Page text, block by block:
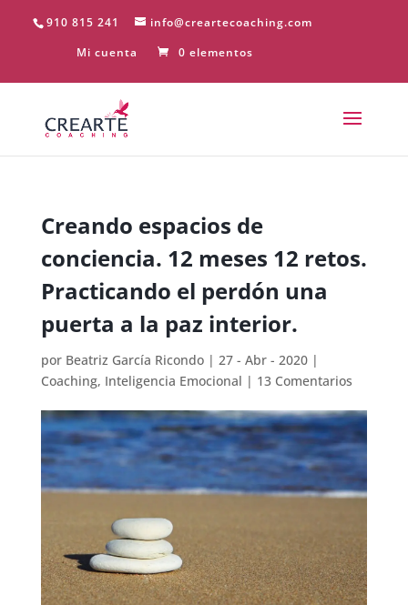
910 815 241
info@creartecoaching.com
Mi cuenta
0 elementos
Creando espacios de
conciencia. 12 meses 12 retos.
Practicando el perdón una
puerta a la paz interior.
por Beatriz García Ricondo| 27 - Abr - 2020|
Coaching, Inteligencia Emocional | 13 Comentarios